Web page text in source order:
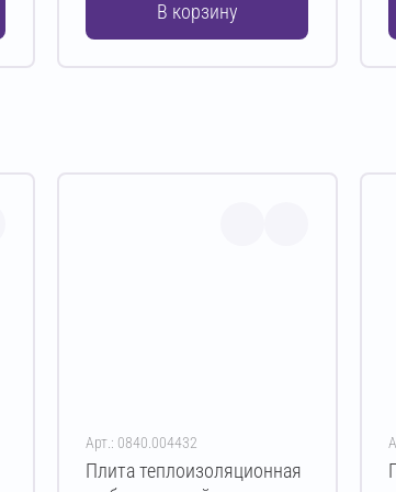
В корзину
Арт.: 0840.004432
Плита теплоизоляционная